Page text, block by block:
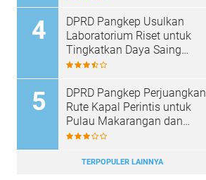
DPRD Pangkep Usulkan
Laboratorium Riset untuk
Tingkatkan Daya Saing
Produk Unggulan
DPRD Pangkep Perjuangkan
Rute Kapal Perintis untuk
Pulau Makarangan dan
Langkoteang
TERPOPULER LAINNYA